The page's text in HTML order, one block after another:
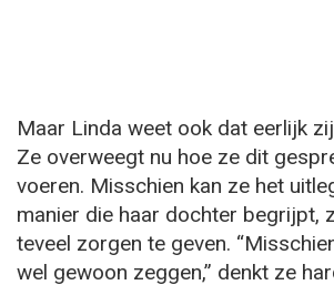
Maar Linda weet ook dat eerlijk
Ze overweegt nu hoe ze dit
voeren. Misschien kan ze het
manier die haar dochter begrijpt,
teveel zorgen te geven.
wel gewoon zeggen,” denkt ze